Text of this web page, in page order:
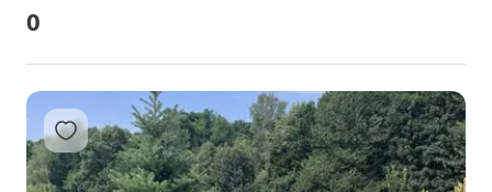
0
Přidat do oblíbených